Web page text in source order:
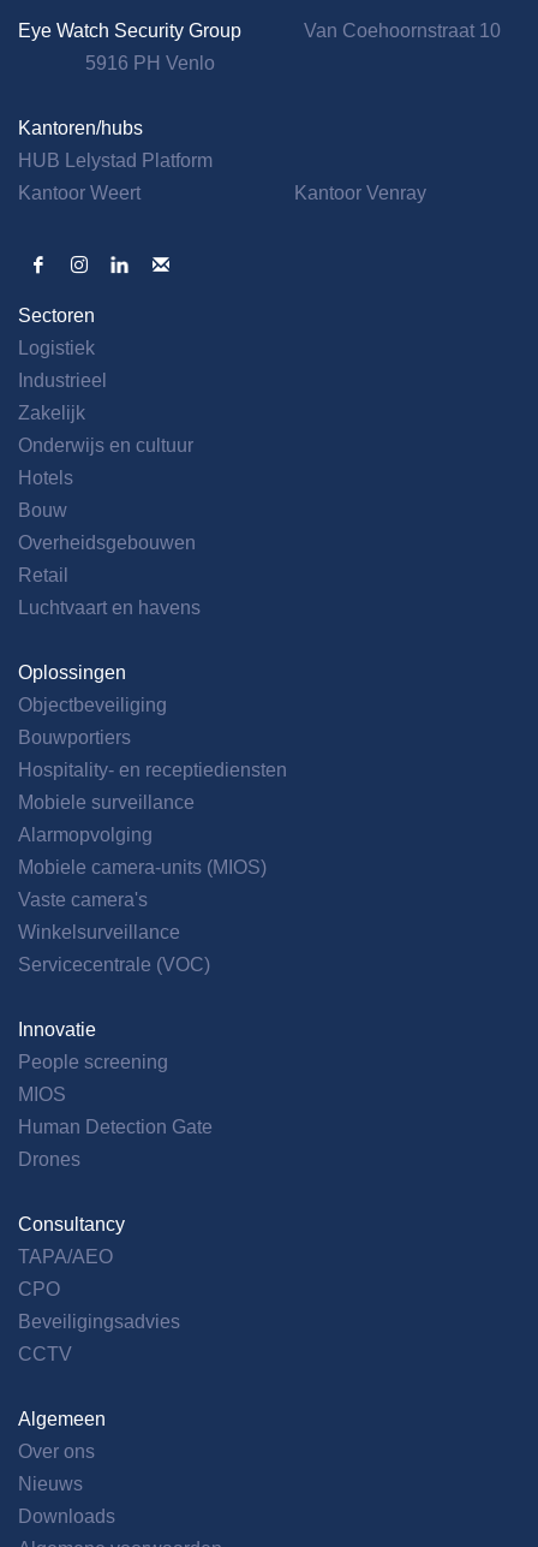
Eye Watch Security Group Van Coehoornstraat 10
5916 PH Venlo
Kantoren/hubs
HUB Lelystad Platform
Kantoor Weert Kantoor Venray
Sectoren
Logistiek
Industrieel
Zakelijk
Onderwijs en cultuur
Hotels
Bouw
Overheidsgebouwen
Retail
Luchtvaart en havens
Oplossingen
Objectbeveiliging
Bouwportiers
Hospitality- en receptiediensten
Mobiele surveillance
Alarmopvolging
Mobiele camera-units (MIOS)
Vaste camera's
Winkelsurveillance
Servicecentrale (VOC)
Innovatie
People screening
MIOS
Human Detection Gate
Drones
Consultancy
TAPA/AEO
CPO
Beveiligingsadvies
CCTV
Algemeen
Over ons
Nieuws
Downloads